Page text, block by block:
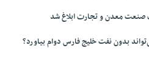
صنعت معدن و تجارت ابلاغ شد
بدون نفت خلیج فارس دوام بیاورد؟